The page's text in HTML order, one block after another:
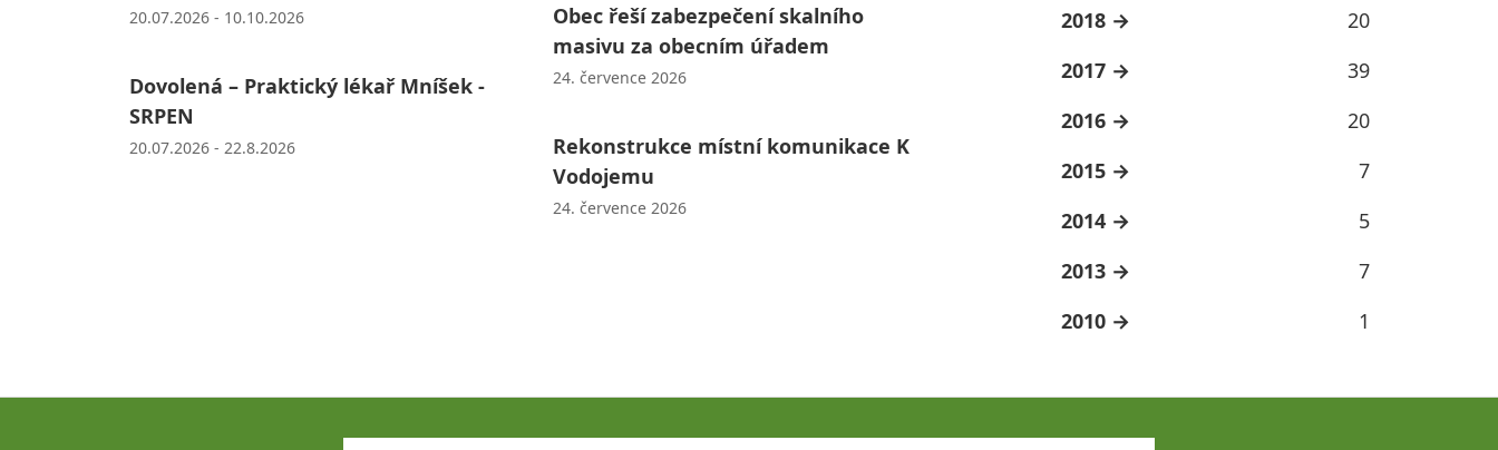
20.07.2026 - 10.10.2026
Dovolená – Praktický lékař Mníšek -
SRPEN
20.07.2026 - 22.8.2026
Obec řeší zabezpečení skalního
masivu za obecním úřadem
24. července 2026
Rekonstrukce místní komunikace K
Vodojemu
24. července 2026
2018
20
2017
39
2016
20
2015
7
2014
5
2013
7
2010
1